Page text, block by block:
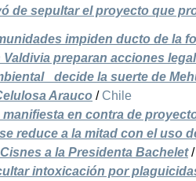
de sepultar el proyecto que
impiden ducto de la
preparan acciones
decide la suerte de
Arauco / Chile
en contra de
reduce a la mitad con el uso
a la Presidenta Bachelet
intoxicación por